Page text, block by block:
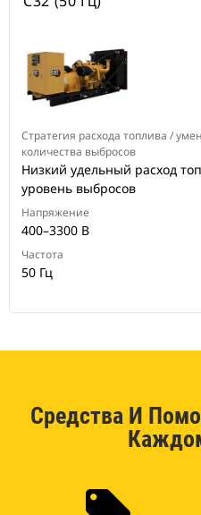
Стратегия расхода топлива /
количества выбросов
Низкий удельный расход
уровень выбросов
Напряжение
400–3300 В
Частота
50 Гц
Средства И